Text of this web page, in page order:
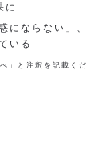
に
にならない」、
いる
」と注釈を記載くだ